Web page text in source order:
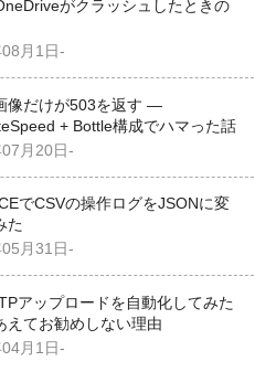
がクラッシュしたときの
月1日-
像だけが503を返す —
+ Bottle構成でハマった話
月20日-
でCSVの操作ログをJSONに変
た
月31日-
アップロードを自動化してみた
えてお勧めしない理由
月1日-